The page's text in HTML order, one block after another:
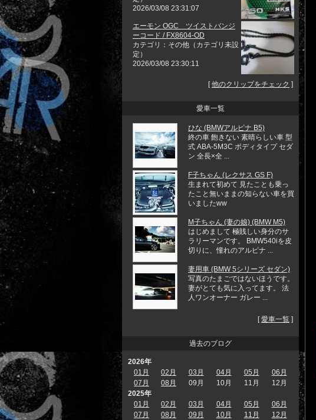
2026/03/08 23:31:07
エーモン OGC ツイストバンジ
ーコード / FX8604-OD
カテゴリ：その他（カテゴリ未設
定）
2026/03/08 23:30:11
[他のクリップをチェック ]
愛車一覧
ひな (BMWアルピナ B5)
終の車 飽きない 素晴らしい車 型
式 ABA-5M3C ボディタイプ セダ
ン 全長×全 ...
F子ちゃん (レクサス GS F)
生まれて初めて 見たことも乗っ
たこと無いままの知らない車を買
いましたww
M子ちゃん (妻の娘) (BMW M5)
はじめまして 極賎しい身分のサ
ラリーマンです。 BMW540iを皮
切りに、憧れのアルピナ ...
妻用車 (BMW 5シリーズ セダン)
写真のたまごではないほうです。
妻がとても気に入ってます。 法
人ワンオーナー ガレー ...
[愛車一覧 ]
過去のブログ
2026年
01月
02月 03月 04月 05月
06月
07月
08月 09月 10月 11月
12月
2025年
01月
02月 03月 04月 05月
06月
07月
08月 09月 10月 11月
12月